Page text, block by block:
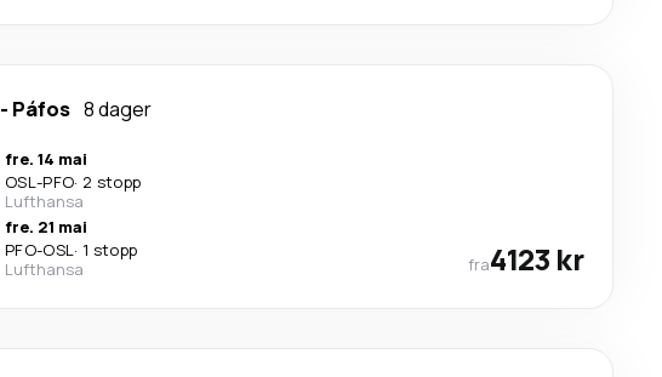
- Páfos 8 dager
fre. 14 mai
OSL-PFO· 2 stopp
Lufthansa
fre. 21 mai
PFO-OSL· 1 stopp
Lufthansa
fra4123 kr